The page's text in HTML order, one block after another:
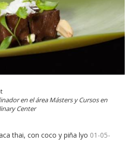
en el área Másters y Cursos en
Center
thai, con coco y piña lyo 01-05-